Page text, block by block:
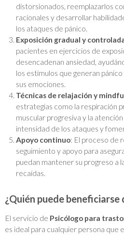
distorsionados, reemplazarlos
racionales y desarrollar
los ataques de pánico.
Exposición gradual y
pacientes en ejercicios de
desencadenan ansiedad,
los estímulos que generan
sus emociones.
Técnicas de relajación y
estrategias como la respiración
muscular progresiva y la
intensidad de los ataques y
Apoyo continuo: El proceso de
seguimiento y apoyo para
puedan mantener su progreso a
recaídas.
¿Quién puede beneficiarse
El servicio de Psicólogo para
es ideal para cualquier persona que